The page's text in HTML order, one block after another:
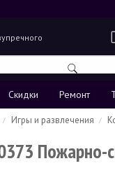
Скидки Ремонт
Игры и развлечения
Пожарно-